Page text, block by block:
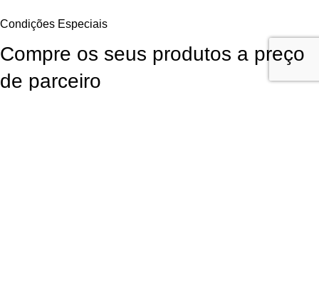
Condições Especiais
Compre os seus produtos a preço
de parceiro